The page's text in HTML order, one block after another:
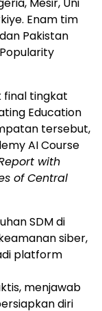
Enam tim
Pakistan
final tingkat
Education
tersebut,
AI Course
with
of Central
SDM di
siber,
platform
menjawab
diri